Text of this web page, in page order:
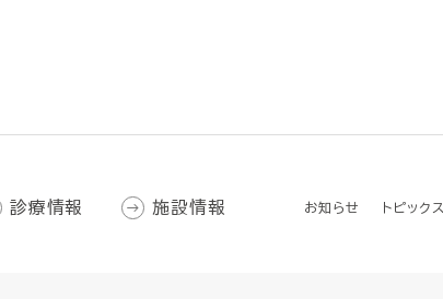
診療情報 施設情報 お知らせ トピックス